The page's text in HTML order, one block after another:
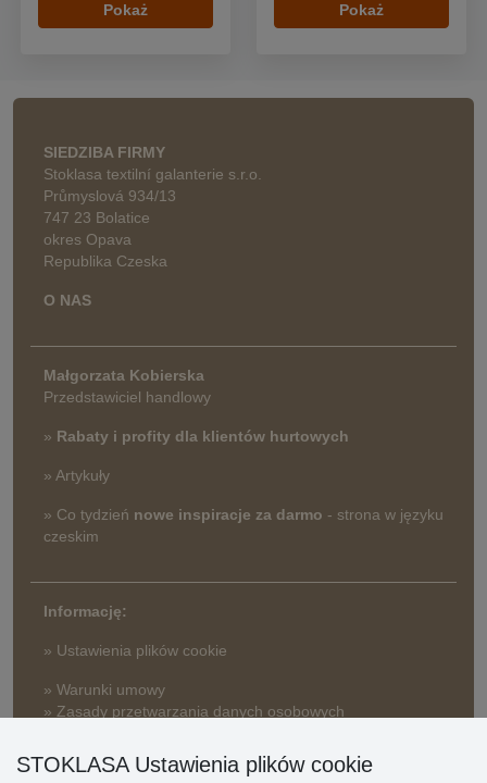
Pokaż Pokaż
SIEDZIBA FIRMY
Stoklasa textilní galanterie s.r.o.
Průmyslová 934/13
747 23 Bolatice
okres Opava
Republika Czeska
O NAS
Małgorzata Kobierska
Przedstawiciel handlowy
» Rabaty i profity dla klientów hurtowych
» Artykuły
» Co tydzień nowe inspiracje za darmo - strona w języku
czeskim
Informację:
» Ustawienia plików cookie
» Warunki umowy
» Zasady przetwarzania danych osobowych
» Reklamacje
STOKLASA Ustawienia plików cookie